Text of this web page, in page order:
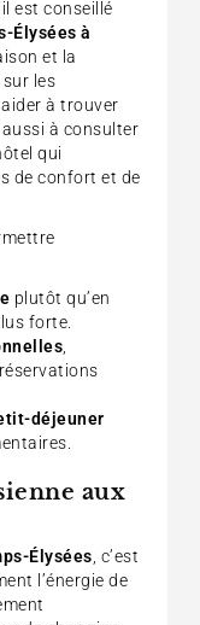
est conseillé
Élysées à
et la
les
à trouver
à consulter
qui
de confort et de
plutôt qu’en
forte.
déjeuner
aux
Élysées , c’est
l’énergie de